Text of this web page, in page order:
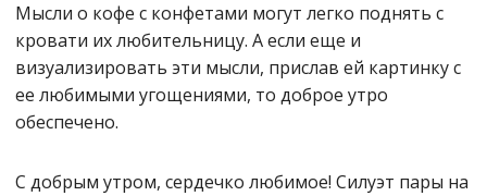
Мысли о кофе с конфетами могут легко поднять с
кровати их любительницу. А если еще и
визуализировать эти мысли, прислав ей картинку с
ее любимыми угощениями, то доброе утро
обеспечено.
С добрым утром, сердечко любимое! Силуэт пары на